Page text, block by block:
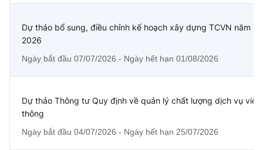
Dự thảo bổ sung, điều chỉnh kế hoạch xây dựng TCVN năm
2026
Ngày bắt đầu 07/07/2026 - Ngày hết hạn 01/08/2026
Dự thảo Thông tư Quy định về quản lý chất lượng dịch vụ viễn
thông
Ngày bắt đầu 04/07/2026 - Ngày hết hạn 25/07/2026